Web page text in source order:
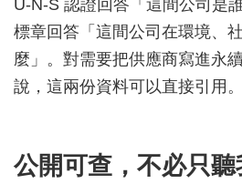
U-N-S 認證回答「這間公司是
標章回答「這間公司在環境、
麼」。對需要把供應商寫進永
說，這兩份資料可以直接引用。
公開可查，不必只